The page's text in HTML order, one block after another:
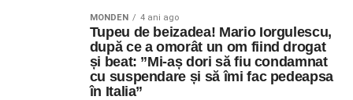
MONDEN 4 ani ago
Tupeu de beizadea! Mario Iorgulescu,
după ce a omorât un om fiind drogat
și beat: ”Mi-aș dori să fiu condamnat
cu suspendare și să îmi fac pedeapsa
în Italia”